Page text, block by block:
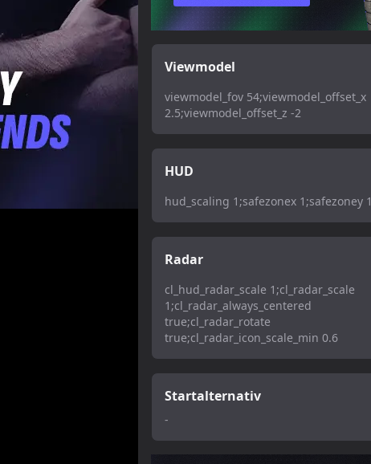
Viewmodel
viewmodel_fov 54;viewmodel_offset_x
2.5;viewmodel_offset_z -2
HUD
hud_scaling 1;safezonex 1;safezoney 1
Radar
cl_hud_radar_scale 1;cl_radar_scale
1;cl_radar_always_centered
true;cl_radar_rotate
true;cl_radar_icon_scale_min 0.6
Startalternativ
-